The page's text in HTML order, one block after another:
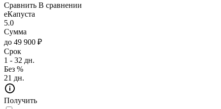
Сравнить В сравнении
еКапуста
5.0
Сумма
до 49 900 ₽
Срок
1 - 32 дн.
Без %
21 дн.
Получить